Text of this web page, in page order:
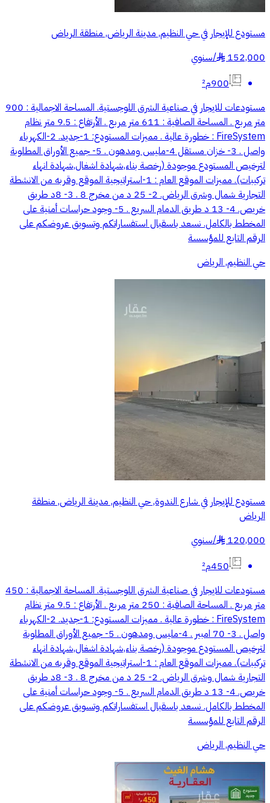
مستودع للإيجار في حي النظيم, مدينة الرياض, منطقة الرياض
152,000
§
/سنوي
900م²
مستودعات للايجار في صناعية الشرق اللوجستية. المساحة الاجمالية : 900
متر مربع . المساحة الصافية : 611 متر مربع . الأرتفاع : 9.5 متر نظام
FireSystem : خطورة عالية . مميزات المستودع: 1-جديد. 2-الكهرباء
واصل . 3- خزان مستقل 4-مليس ومدهون . 5- جميع الأوراق المطلوبة
لترخيص المستودع موجودة (رخصة بناء,شهادة اشغال,شهادة انهاء
تركيبات). مميزات الموقع العام : 1-استراتيجية الموقع وقربه من الانشطة
التجارية شمال وشرق الرياض. 2- 25 د من مخرج 8 . 3- 8د طريق
خريص. 4- 13 د طريق الدمام السريع . 5- وجود حراسات أمنية على
المخطط بالكامل. نسعد باسقبال استفساراتكم وتسويق عروضكم على
الرقم التابع للمؤسسة
حي النظيم, الرياض
مستودع للإيجار في شارع الندوة, حي النظيم, مدينة الرياض, منطقة
الرياض
120,000
§
/سنوي
450م²
مستودعات للايجار في صناعية الشرق اللوجستية. المساحة الاجمالية : 450
متر مربع . المساحة الصافية : 250 متر مربع . الأرتفاع : 9.5 متر نظام
FireSystem : خطورة عالية . مميزات المستودع: 1-جديد. 2-الكهرباء
واصل . 3- 70 امبير . 4-مليس ومدهون . 5- جميع الأوراق المطلوبة
لترخيص المستودع موجودة (رخصة بناء,شهادة اشغال,شهادة انهاء
تركيبات). مميزات الموقع العام : 1-استراتيجية الموقع وقربه من الانشطة
التجارية شمال وشرق الرياض. 2- 25 د من مخرج 8 . 3- 8د طريق
خريص. 4- 13 د طريق الدمام السريع . 5- وجود حراسات أمنية على
المخطط بالكامل. نسعد باسقبال استفساراتكم وتسويق عروضكم على
الرقم التابع للمؤسسة
حي النظيم, الرياض